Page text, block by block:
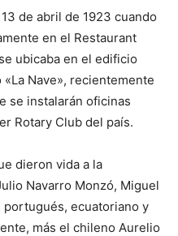
de abril de 1923 cuando
en el Restaurant
ubicaba en el edificio
Nave», recientemente
se instalarán oficinas
Rotary Club del país.
dieron vida a la
Navarro Monzó, Miguel
portugués, ecuatoriano y
más el chileno Aurelio